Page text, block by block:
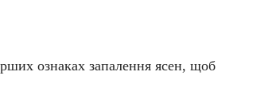
ознаках запалення ясен, щоб